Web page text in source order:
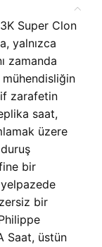
Super Clon
yalnızca
zamanda
zarafetin
saat,
üzere
bir
bir
Saat, üstün